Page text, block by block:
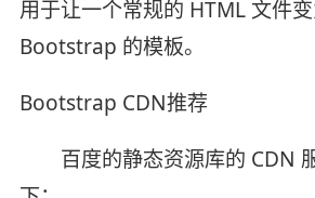
用于让一个常规的 HTML 文件
Bootstrap 的模板。
Bootstrap CDN推荐
百度的静态资源库的 CDN